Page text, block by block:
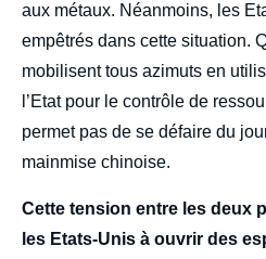
aux métaux. Néanmoins, les
empêtrés dans cette situation.
mobilisent tous azimuts en
l’Etat pour le contrôle de
permet pas de se défaire du
mainmise chinoise.
Cette tension entre les deux
les Etats-Unis à ouvrir des